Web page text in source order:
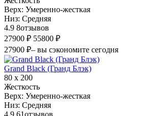
Верх: Умеренно-жесткая
Низ: Средняя
4.9 8отзывов
27900 ₽ 55800 ₽
27900 ₽– вы сэкономите сегодня
Grand Black (Гранд Блэк)
80 х 200
Жесткость
Верх: Умеренно-жесткая
Низ: Средняя
4.9 61отзывов